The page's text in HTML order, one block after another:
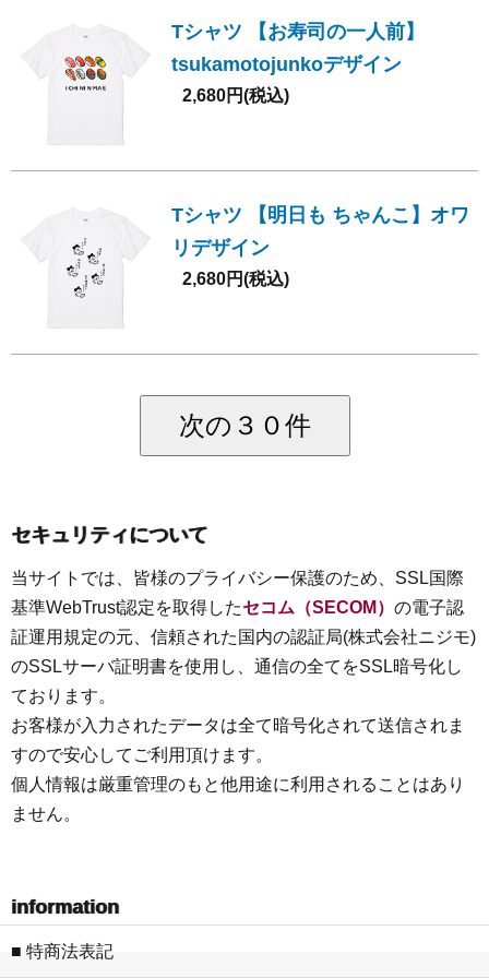
Tシャツ 【お寿司の一人前】
tsukamotojunkoデザイン
2,680円(税込)
Tシャツ 【明日も ちゃんこ】オワ
リデザイン
2,680円(税込)
セキュリティについて
当サイトでは、皆様のプライバシー保護のため、SSL国際
基準WebTrust認定を取得したセコム（SECOM） の電子認
証運用規定の元、信頼された国内の認証局(株式会社ニジモ)
のSSLサーバ証明書を使用し、通信の全てをSSL暗号化し
ております。
お客様が入力されたデータは全て暗号化されて送信されま
すので安心してご利用頂けます。
個人情報は厳重管理のもと他用途に利用されることはあり
ません。
information
■ 特商法表記